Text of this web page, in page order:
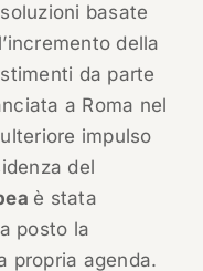
basate
della
da parte
a Roma nel
impulso
del
è stata
posto la
propria agenda.